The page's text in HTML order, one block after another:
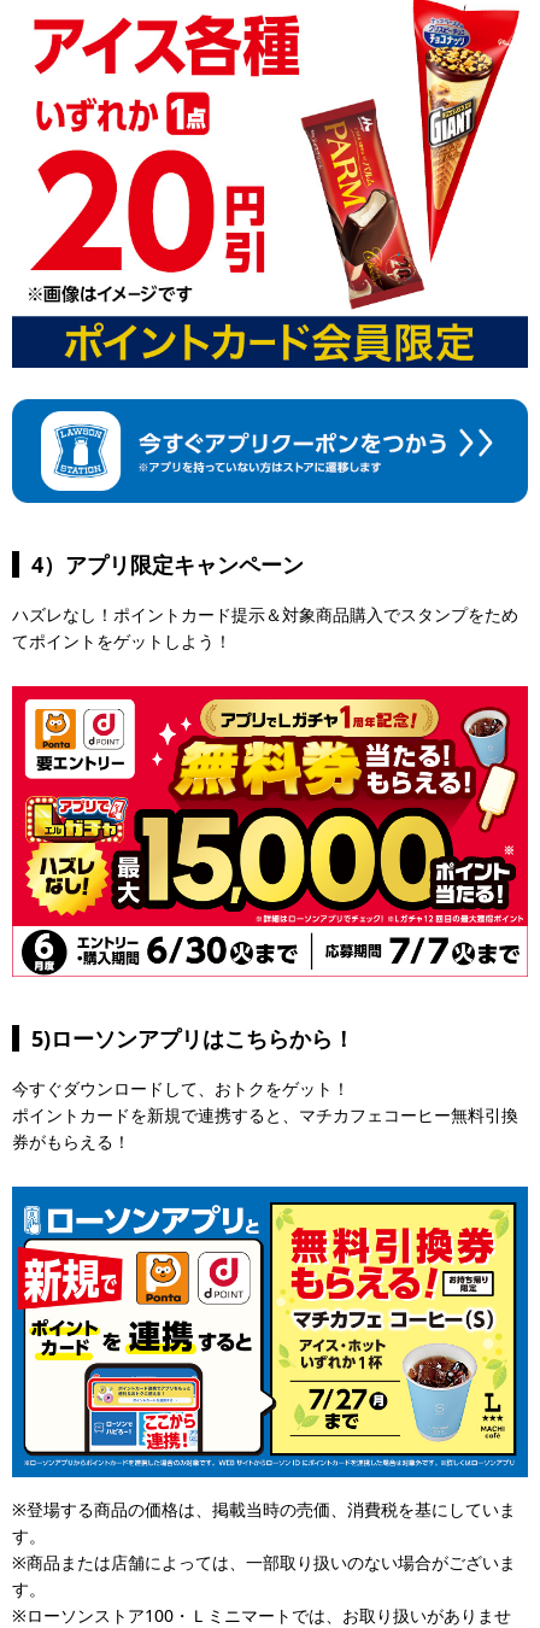
4）アプリ限定キャンペーン
ハズレなし！ポイントカード提示＆対象商品購入でスタンプをため
てポイントをゲットしよう！
5)ローソンアプリはこちらから！
今すぐダウンロードして、おトクをゲット！
ポイントカードを新規で連携すると、マチカフェコーヒー無料引換
券がもらえる！
※登場する商品の価格は、掲載当時の売価、消費税を基にしていま
す。
※商品または店舗によっては、一部取り扱いのない場合がございま
す。
※ローソンストア100・Ｌミニマートでは、お取り扱いがありませ